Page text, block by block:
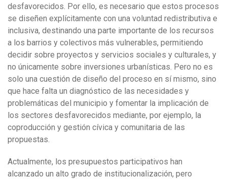
desfavorecidos. Por ello, es necesario que estos procesos
se diseñen explícitamente con una voluntad redistributiva e
inclusiva, destinando una parte importante de los recursos
a los barrios y colectivos más vulnerables, permitiendo
decidir sobre proyectos y servicios sociales y culturales, y
no únicamente sobre inversiones urbanísticas. Pero no es
solo una cuestión de diseño del proceso en sí mismo, sino
que hace falta un diagnóstico de las necesidades y
problemáticas del municipio y fomentar la implicación de
los sectores desfavorecidos mediante, por ejemplo, la
coproducción y gestión cívica y comunitaria de las
propuestas.
Actualmente, los presupuestos participativos han
alcanzado un alto grado de institucionalización, pero